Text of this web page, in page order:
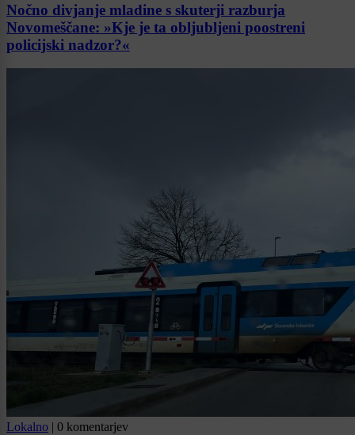
Nočno divjanje mladine s skuterji razburja
Novomeščane: »Kje je ta obljubljeni poostreni
policijski nadzor?«
Lokalno | 0 komentarjev